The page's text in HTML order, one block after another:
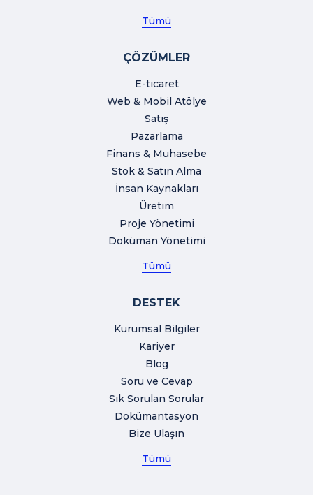
Tümü
ÇÖZÜMLER
E-ticaret
Web & Mobil Atölye
Satış
Pazarlama
Finans & Muhasebe
Stok & Satın Alma
İnsan Kaynakları
Üretim
Proje Yönetimi
Doküman Yönetimi
Tümü
DESTEK
Kurumsal Bilgiler
Kariyer
Blog
Soru ve Cevap
Sık Sorulan Sorular
Dokümantasyon
Bize Ulaşın
Tümü